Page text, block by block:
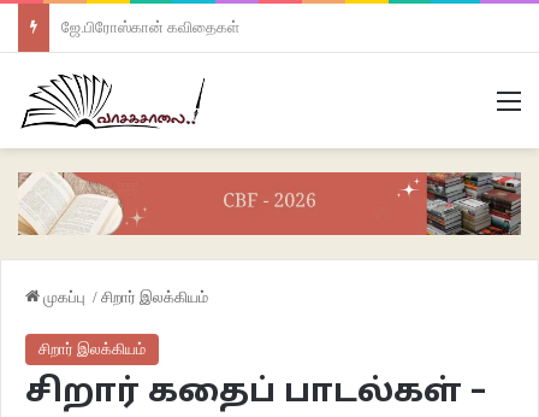
ஜே.பிரோஸ்கான் கவிதைகள்
முகப்பு / சிறார் இலக்கியம்
சிறார் இலக்கியம்
சிறார் கதைப் பாடல்கள் –